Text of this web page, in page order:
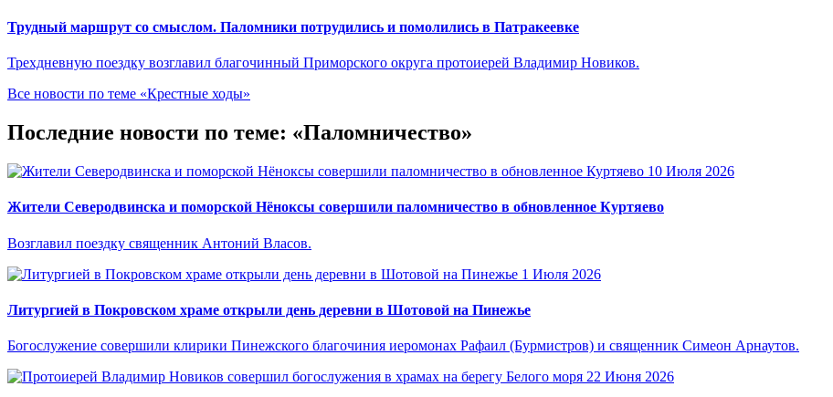
Трудный маршрут со смыслом. Паломники потрудились и помолились в Патракеевке
Трехдневную поездку возглавил благочинный Приморского округа протоиерей Владимир Новиков.
Все новости по теме «Крестные ходы»
Последние новости по теме: «Паломничество»
10 Июля 2026
Жители Северодвинска и поморской Нёноксы совершили паломничество в обновленное Куртяево
Возглавил поездку священник Антоний Власов.
1 Июля 2026
Литургией в Покровском храме открыли день деревни в Шотовой на Пинежье
Богослужение совершили клирики Пинежского благочиния иеромонах Рафаил (Бурмистров) и священник Симеон Арнаутов.
22 Июня 2026